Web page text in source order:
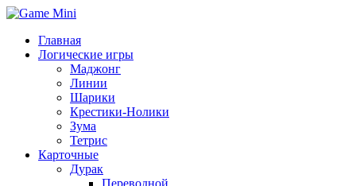
Главная
Логические игры
Маджонг
Линии
Шарики
Крестики-Нолики
Зума
Тетрис
Карточные
Дурак
Переводной